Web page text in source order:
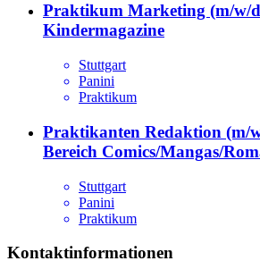
Praktikum Marketing (m/w/
Kindermagazine
Stuttgart
Panini
Praktikum
Praktikanten Redaktion (m/
Bereich Comics/Mangas/
Stuttgart
Panini
Praktikum
Kontaktinformationen